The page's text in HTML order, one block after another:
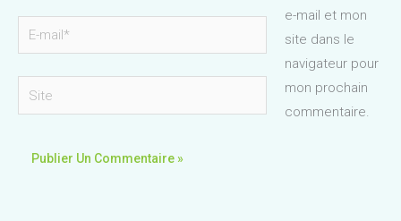
mail*
Site
e-mail et mon
site dans le
navigateur pour
mon prochain
commentaire.